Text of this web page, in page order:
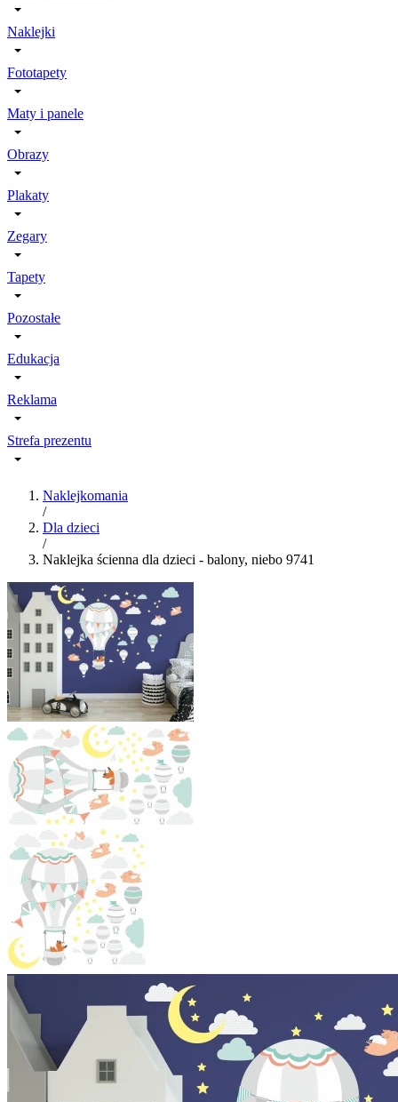
Naklejki
Fototapety
Maty i panele
Obrazy
Plakaty
Zegary
Tapety
Pozostałe
Edukacja
Reklama
Strefa prezentu
Naklejkomania
/
Dla dzieci
/
Naklejka ścienna dla dzieci - balony, niebo 9741